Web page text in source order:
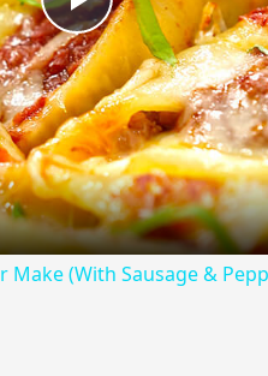
Play
Video
Make (With Sausage &